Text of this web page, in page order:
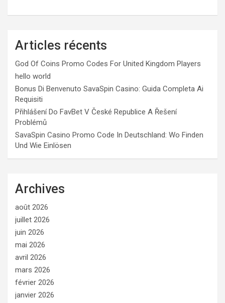
Articles récents
God Of Coins Promo Codes For United Kingdom Players
hello world
Bonus Di Benvenuto SavaSpin Casino: Guida Completa Ai
Requisiti
Přihlášení Do FavBet V České Republice A Řešení
Problémů
SavaSpin Casino Promo Code In Deutschland: Wo Finden
Und Wie Einlösen
Archives
août 2026
juillet 2026
juin 2026
mai 2026
avril 2026
mars 2026
février 2026
janvier 2026